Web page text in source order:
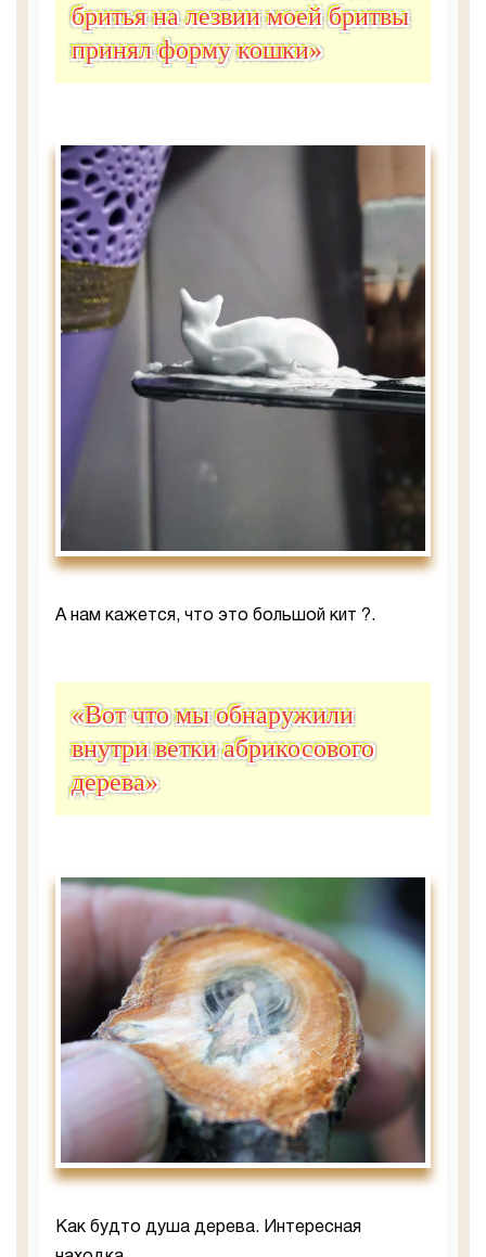
бритья на лезвии моей бритвы
принял форму кошки»
А нам кажется, что это большой кит ?.
«Вот что мы обнаружили
внутри ветки абрикосового
дерева»
Как будто душа дерева. Интересная